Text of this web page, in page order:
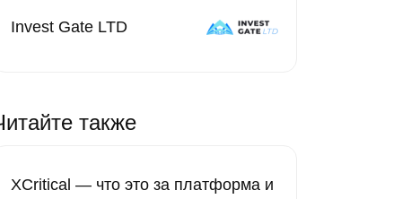
Invest Gate LTD
также
XCritical — что это за платформа и